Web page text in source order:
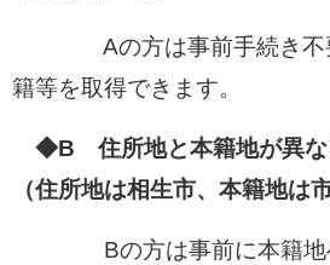
Aの方は事前手続き不要
籍等を取得できます。
◆B 住所地と本籍地が異な
（住所地は相生市、本籍地は市
Bの方は事前に本籍地へ